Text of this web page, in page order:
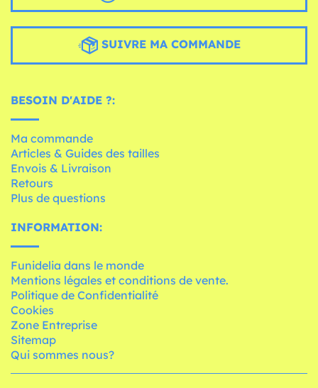
SUIVRE MA COMMANDE
BESOIN D'AIDE ?:
Ma commande
Articles & Guides des tailles
Envois & Livraison
Retours
Plus de questions
INFORMATION:
Funidelia dans le monde
Mentions légales et conditions de vente.
Politique de Confidentialité
Cookies
Zone Entreprise
Sitemap
Qui sommes nous?